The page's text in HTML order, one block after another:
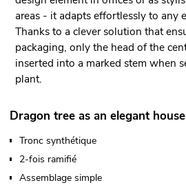
areas - it adapts effortlessly to any
Thanks to a clever solution that
packaging, only the head of the
inserted into a marked stem when
plant.
Dragon tree as an elegant
Tronc synthétique
2-fois ramifié
Assemblage simple